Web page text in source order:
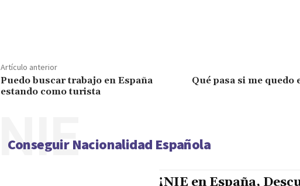
Artículo anterior
Puedo buscar trabajo en España
estando como turista
Qué pasa si me quedo
Conseguir Nacionalidad Española
NIE
¡NIE en España,